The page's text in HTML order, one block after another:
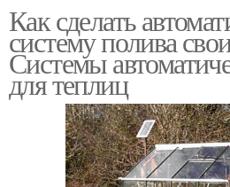
Как сделать
систему полива
Системы
для теплиц